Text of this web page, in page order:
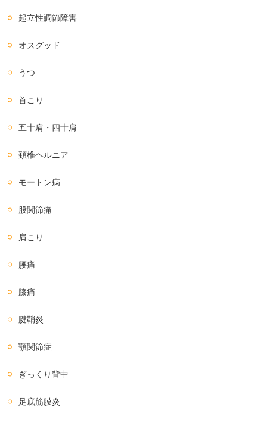
起立性調節障害
オスグッド
うつ
首こり
五十肩・四十肩
頚椎ヘルニア
モートン病
股関節痛
肩こり
腰痛
膝痛
腱鞘炎
顎関節症
ぎっくり背中
足底筋膜炎